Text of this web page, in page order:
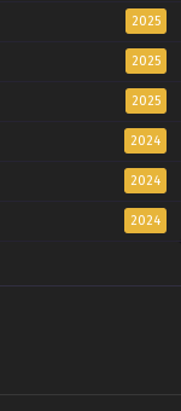
2025
2025
2025
2024
2024
2024